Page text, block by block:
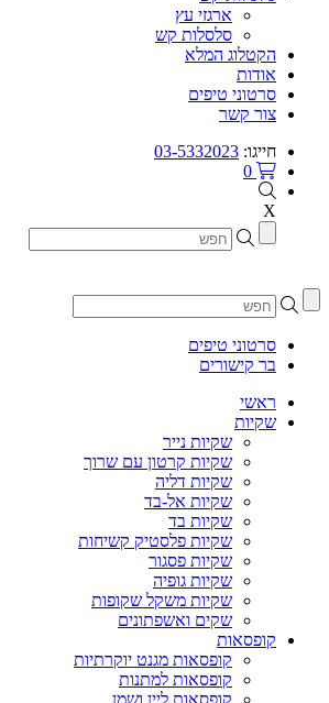
ארגזי עץ
סלסלות קש
הקטלוג המלא
אודות
סרטוני טיפים
צור קשר
חייגו: 03-5332023
0
X
סרטוני טיפים
בר קישורים
ראשי
שקיות
שקיות נייר
שקיות קרטון עם שרוך
שקיות דליה
שקיות אל-בד
שקיות בד
שקיות פלסטיק קשיחות
שקיות פסגור
שקיות גופיה
שקיות משקל שקופות
שקים ואשפתונים
קופסאות
קופסאות מגנט יוקרתיות
קופסאות למתנות
קופסאות ליין ושמן